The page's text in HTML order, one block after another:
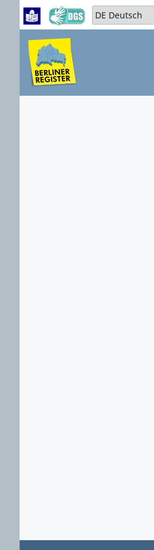
Zum Hauptbereich springen
Zum Hauptmenü springen
Sprache auswählen:
ZUM HAUPTBEREICH